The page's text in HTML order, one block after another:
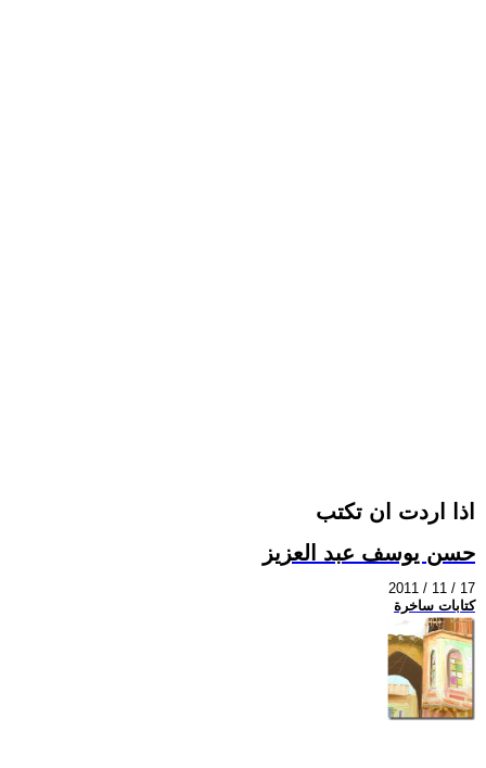
اذا اردت ان تكتب
حسن يوسف عبد العزيز
2011 / 11 / 17
كتابات ساخرة